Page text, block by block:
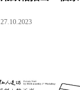
27.10.2023